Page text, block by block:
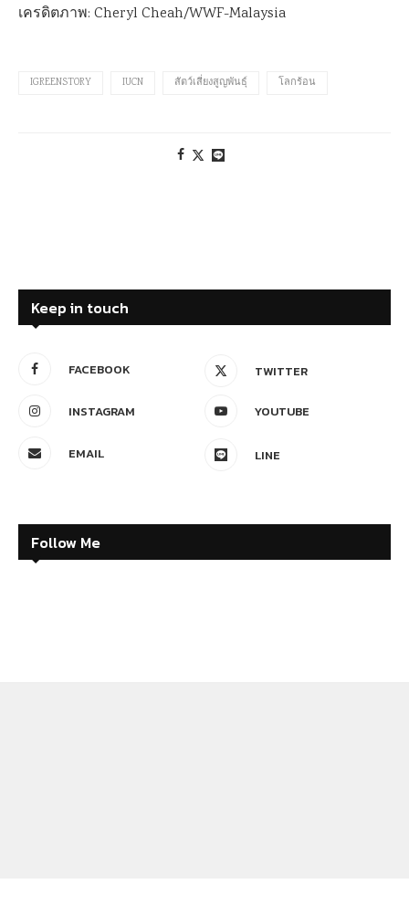
เครดิตภาพ: Cheryl Cheah/WWF-Malaysia
IGREENSTORY IUCN สัตว์เสี่ยงสูญพันธุ์ โลกร้อน
Keep in touch
FACEBOOK TWITTER
INSTAGRAM YOUTUBE
EMAIL LINE
Follow Me